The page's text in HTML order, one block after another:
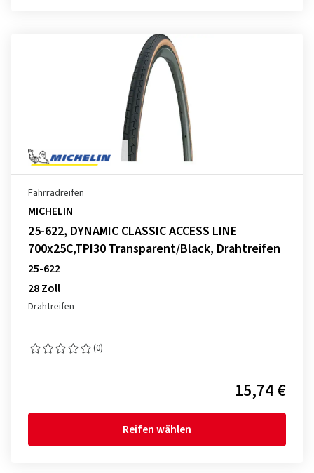
Fahrradreifen
MICHELIN
25-622, DYNAMIC CLASSIC ACCESS LINE
700x25C,TPI30 Transparent/Black, Drahtreifen
25-622
28 Zoll
Drahtreifen
(0)
15,74 €
Reifen wählen